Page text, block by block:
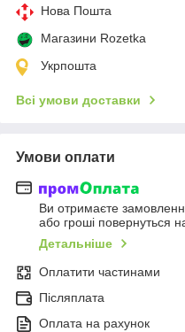
Нова Пошта
Магазини Rozetka
Укрпошта
Всі умови доставки
Умови оплати
Ви отримаєте
або гроші повернуться
Детальніше
Оплатити частинами
Післяплата
Оплата на рахунок